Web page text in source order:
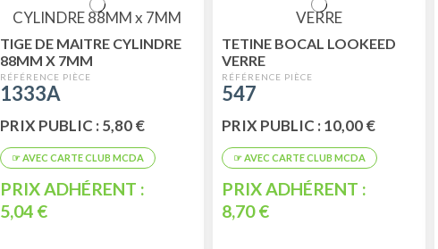
TIGE DE MAITRE CYLINDRE
88MM X 7MM
1333A
PRIX PUBLIC : 5,80 €
PRIX ADHÉRENT :
5,04 €
TETINE BOCAL LOOKEED
VERRE
547
PRIX PUBLIC : 10,00 €
PRIX ADHÉRENT :
8,70 €